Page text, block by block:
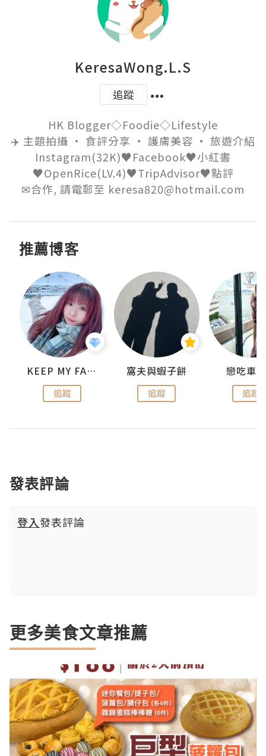
KeresaWong.L.S
追蹤
HK Blogger◇Foodie◇Lifestyle
✈️ 主題拍攝 • 食評分享 • 護膚美容 • 旅遊介紹
Instagram(32K)♥Facebook♥小紅書
♥OpenRice(LV.4)♥TripAdvisor♥點評
✉合作, 請電郵至 keresa820@hotmail.com
推薦博客
KEEP MY FAITH
追蹤
窩夫與蝦子餅
追蹤
戀吃車
追蹤
發表評論
登入發表評論
更多美食文章推薦